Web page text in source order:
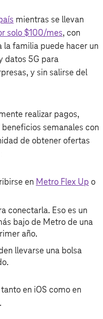
mientras se llevan
solo $100/mes, con
familia puede hacer un
datos 5G para
y sin salirse del
realizar pagos,
semanales con
de obtener ofertas
en Metro Flex Up o
conectarla. Eso es un
bajo de Metro de una
año.
llevarse una bolsa
tanto en iOS como en